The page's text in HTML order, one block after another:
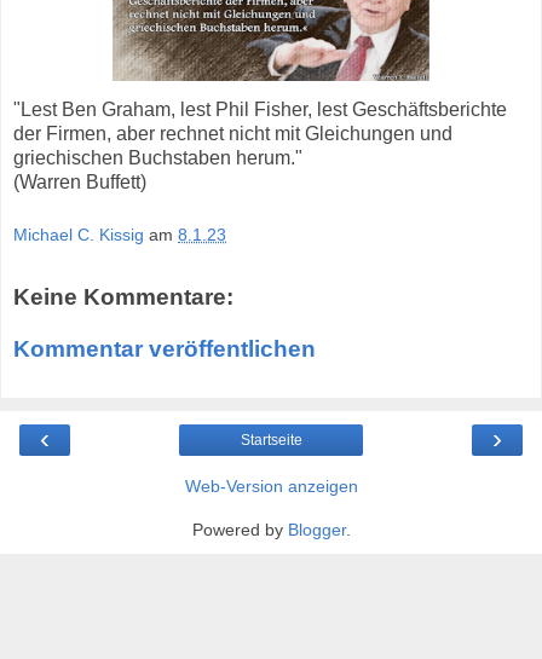
"Lest Ben Graham, lest Phil Fisher, lest Geschäftsberichte
der Firmen, aber rechnet nicht mit Gleichungen und
griechischen Buchstaben herum."
(Warren Buffett)
Michael C. Kissig am 8.1.23
Keine Kommentare:
Kommentar veröffentlichen
‹ ›
Startseite
Web-Version anzeigen
Powered by Blogger.